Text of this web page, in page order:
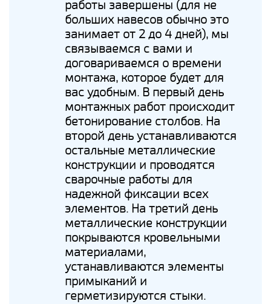
работы завершены (для не
больших навесов обычно это
занимает от 2 до 4 дней), мы
связываемся с вами и
договариваемся о времени
монтажа, которое будет для
вас удобным. В первый день
монтажных работ происходит
бетонирование столбов. На
второй день устанавливаются
остальные металлические
конструкции и проводятся
сварочные работы для
надежной фиксации всех
элементов. На третий день
металлические конструкции
покрываются кровельными
материалами,
устанавливаются элементы
примыканий и
герметизируются стыки.